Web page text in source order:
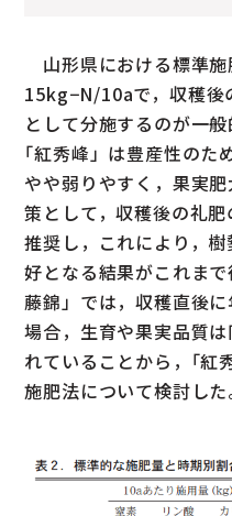
山形県における標準
15kg−N/10aで，収穫
として分施するのが一
｢紅秀峰」は豊産性のた
やや弱りやすく，果実
策として，収穫後の礼
推奨し，これにより，
好となる結果がこれま
藤錦」では，収穫直後
場合，生育や果実品質
れていることから，｢紅
施肥法について検討した